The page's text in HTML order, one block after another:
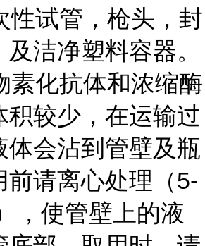
性试管，枪头，封
及洁净塑料容器。
素化抗体和浓缩酶
积较少，在运输过
体会沾到管壁及瓶
前请离心处理（5-
，使管壁上的液